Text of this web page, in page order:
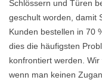
Schlössern und Türen
geschult worden, damit
Kunden bestellen in 70
dies die häufigsten
konfrontiert werden.
wenn man keinen